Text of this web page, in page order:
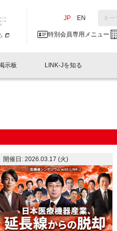
JP EN
特別会員専用メニュー
示板 LINK-Jを知る
事業内容
開催日: 2026.03.17 (火)